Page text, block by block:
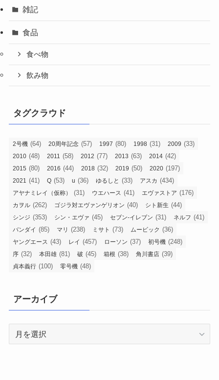
雑記
食品
食べ物
飲み物
タグクラウド
2号機 (64) 20周年記念 (57) 1997 (80) 1998 (31) 2009 (33)
2010 (48) 2011 (58) 2012 (77) 2013 (63) 2014 (42)
2015 (80) 2016 (44) 2018 (32) 2019 (50) 2020 (197)
2021 (41) Q (53) u (36) ゆるしと (33) アスカ (434)
アヤナミレイ（仮称） (31) ウエハース (41) エヴァストア (176)
カヲル (262) ゴジラ対エヴァンゲリオン (40) シト新生 (44)
シンジ (353) シン・エヴァ (45) セブン-イレブン (31) ネルフ (41)
バンダイ (85) マリ (238) ミサト (73) ムービック (36)
ヤングエース (43) レイ (457) ローソン (37) 初号機 (248)
序 (32) 本田雄 (81) 破 (45) 箱根 (38) 角川書店 (39)
貞本義行 (100) 零号機 (48)
アーカイブ